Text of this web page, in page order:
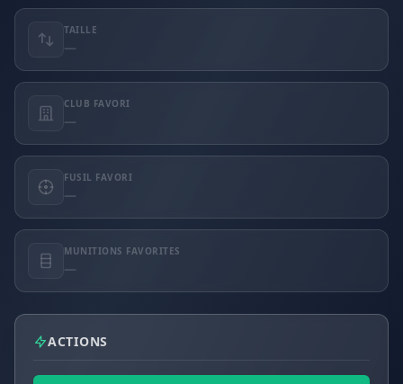
TAILLE
—
CLUB FAVORI
—
FUSIL FAVORI
—
MUNITIONS FAVORITES
—
ACTIONS